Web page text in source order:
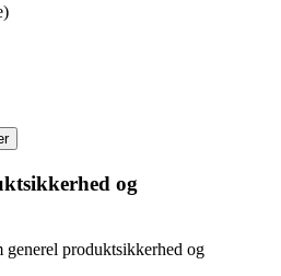
og
produktsikkerhed og